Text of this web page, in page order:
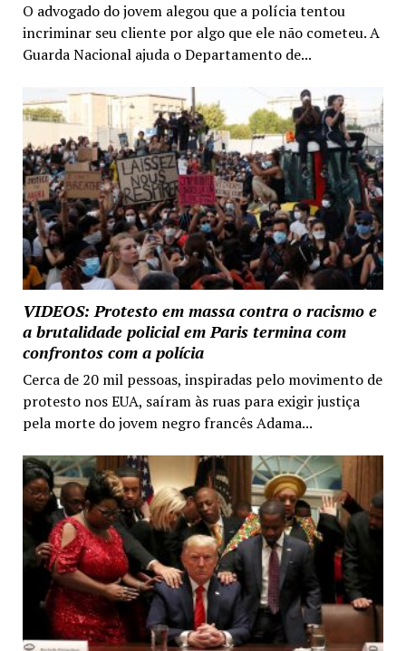
O advogado do jovem alegou que a polícia tentou
incriminar seu cliente por algo que ele não cometeu. A
Guarda Nacional ajuda o Departamento de...
VIDEOS: Protesto em massa contra o racismo e
a brutalidade policial em Paris termina com
confrontos com a polícia
Cerca de 20 mil pessoas, inspiradas pelo movimento de
protesto nos EUA, saíram às ruas para exigir justiça
pela morte do jovem negro francês Adama...